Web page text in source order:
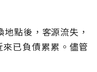
點後，客源流失，
已負債累累。儘管